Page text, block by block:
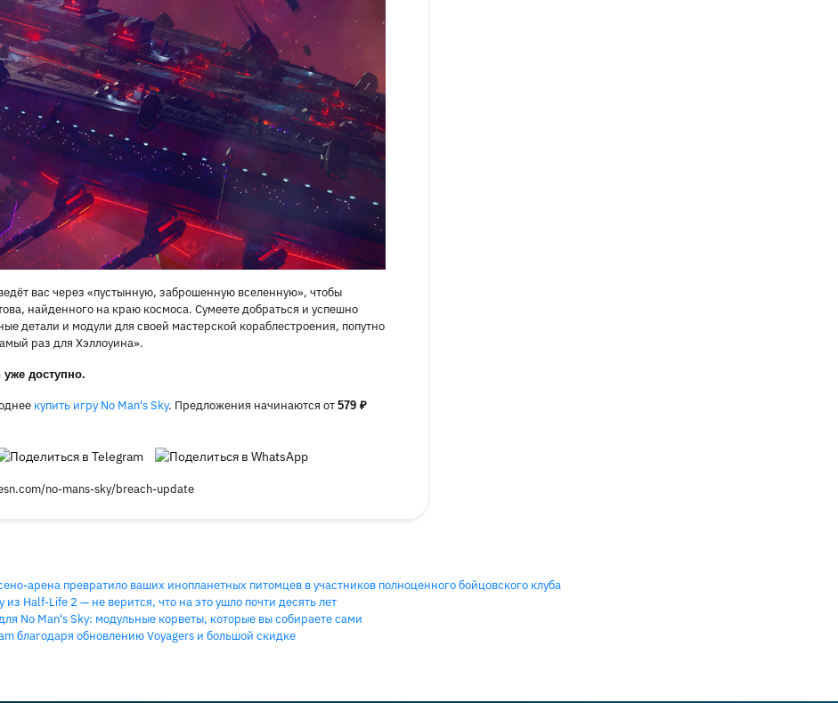
вас через «пустынную, заброшенную вселенную», чтобы
найденного на краю космоса. Сумеете добраться и успешно
детали и модули для своей мастерской кораблестроения, попутно
раз для Хэллоуина».
доступно.
купить игру No Man's Sky. Предложения начинаются от 579 ₽
no-mans-sky/breach-update
арена превратило ваших инопланетных питомцев в участников полноценного бойцовского клуба
из Half-Life 2 — не верится, что на это ушло почти десять лет
No Man's Sky: модульные корветы, которые вы собираете сами
благодаря обновлению Voyagers и большой скидке